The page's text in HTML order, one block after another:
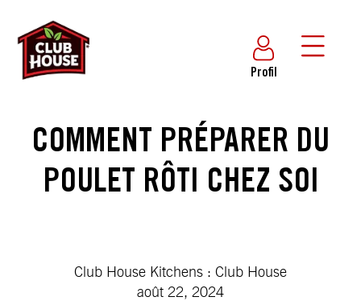
Profil
COMMENT PRÉPARER DU
POULET RÔTI CHEZ SOI
Club House Kitchens : Club House
août 22, 2024